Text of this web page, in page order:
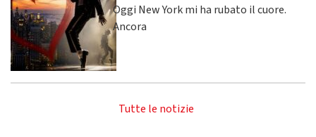
Oggi New York mi ha rubato il cuore.
Ancora
Tutte le notizie